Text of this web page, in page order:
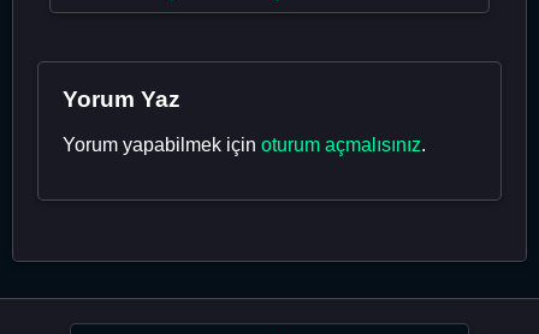
Yorum Yaz
Yorum yapabilmek için oturum açmalısınız.